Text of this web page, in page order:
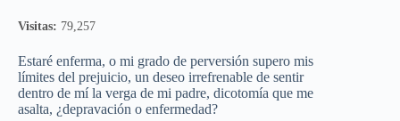
Visitas: 79,257
Estaré enferma, o mi grado de perversión supero mis
límites del prejuicio, un deseo irrefrenable de sentir
dentro de mí la verga de mi padre, dicotomía que me
asalta, ¿depravación o enfermedad?